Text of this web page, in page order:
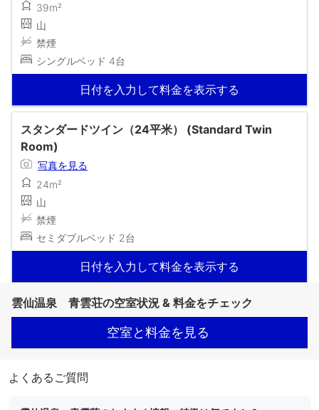
39m²
山
禁煙
シングルベッド 4台
日付を入力して料金を表示する
スタンダードツイン（24平米） (Standard Twin
Room)
写真を見る
24m²
山
禁煙
セミダブルベッド 2台
日付を入力して料金を表示する
雲仙温泉 青雲荘の空室状況 & 料金をチェック
空室と料金を見る
よくあるご質問